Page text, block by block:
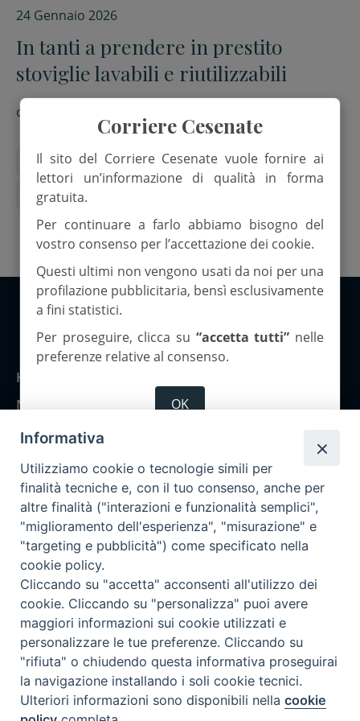
24 Gennaio 2026
In tanti a prendere in prestito
stoviglie lavabili e riutilizzabili
di
Ambiente sostenibilità ambientale
Stoviglioteca
Copyright 2026 ©Corriere Cesenate
Home
Notizie
Rubriche
Chi siamo
Come abbonarsi
Contatti
Corriere Cesenate
Il sito del Corriere Cesenate vuole fornire ai
lettori un’informazione di qualità in forma
gratuita.
Per continuare a farlo abbiamo bisogno del
vostro consenso per l’accettazione dei cookie.
Questi ultimi non vengono usati da noi per una
profilazione pubblicitaria, bensì esclusivamente
a fini statistici.
Per proseguire, clicca su “accetta tutti” nelle
preferenze relative al consenso.
OK
Informativa
Utilizziamo cookie o tecnologie simili per
finalità tecniche e, con il tuo consenso, anche per
altre finalità ("interazioni e funzionalità semplici",
"miglioramento dell'esperienza", "misurazione" e
"targeting e pubblicità") come specificato nella
cookie policy.
Cliccando su "accetta" acconsenti all'utilizzo dei
cookie. Cliccando su "personalizza" puoi avere
maggiori informazioni sui cookie utilizzati e
personalizzare le tue preferenze. Cliccando su
"rifiuta" o chiudendo questa informativa proseguirai
la navigazione installando i soli cookie tecnici.
Ulteriori informazioni sono disponibili nellacookie